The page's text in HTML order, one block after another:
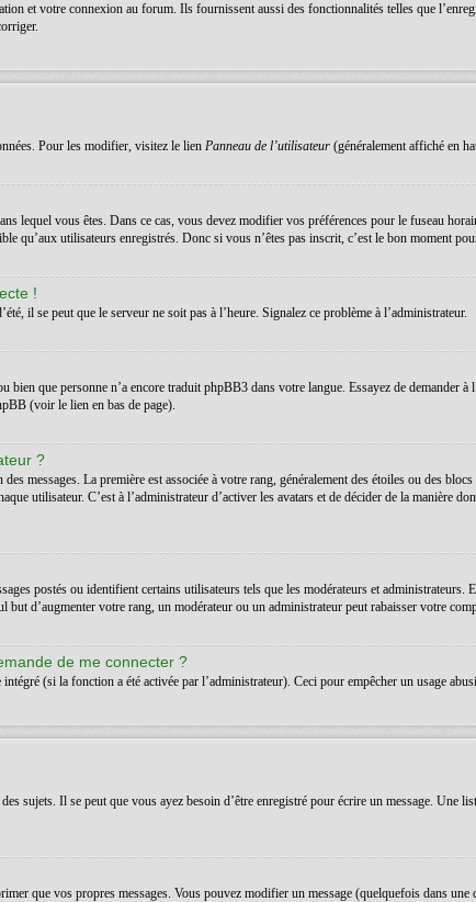
et votre connexion au forum. Ils fournissent aussi des fonctionnalités telles que
Pour les modifier, visitez le lien Panneau de l’utilisateur (généralement affiché en
lequel vous êtes. Dans ce cas, vous devez modifier vos préférences pour le fuseau
qu’aux utilisateurs enregistrés. Donc si vous n’êtes pas inscrit, c’est le bon moment
!
il se peut que le serveur ne soit pas à l’heure. Signalez ce problème à l’administrateur.
que personne n’a encore traduit phpBB3 dans votre langue. Essayez de demander
(voir le lien en bas de page).
?
messages. La première est associée à votre rang, généralement des étoiles ou des
utilisateur. C’est à l’administrateur d’activer les avatars et de décider de la manière
postés ou identifient certains utilisateurs tels que les modérateurs et
d’augmenter votre rang, un modérateur ou un administrateur peut rabaisser votre
de me connecter ?
(si la fonction a été activée par l’administrateur). Ceci pour empêcher un usage
sujets. Il se peut que vous ayez besoin d’être enregistré pour écrire un message. Une
que vos propres messages. Vous pouvez modifier un message (quelquefois dans